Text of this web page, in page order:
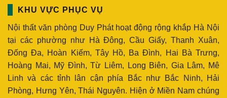
KHU VỰC PHỤC VỤ
Nội thất văn phòng Duy Phát hoạt động rộng khắp Hà Nội
tại các phường như Hà Đông, Cầu Giấy, Thanh Xuân,
Đống Đa, Hoàn Kiếm, Tây Hồ, Ba Đình, Hai Bà Trưng,
Hoàng Mai, Mỹ Đình, Từ Liêm, Long Biên, Gia Lâm, Mê
Linh và các tỉnh lân cận phía Bắc như Bắc Ninh, Hải
Phòng, Hưng Yên, Thái Nguyên. Hiện ở Miền Nam chúng